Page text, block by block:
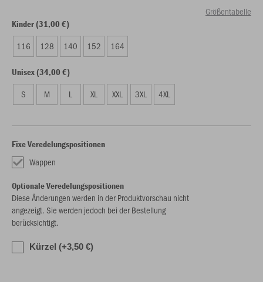
Größentabelle
Kinder (31,00 €)
116 128 140 152 164
Unisex (34,00 €)
S M L XL XXL 3XL 4XL
Fixe Veredelungspositionen
Wappen
Optionale Veredelungspositionen
Diese Änderungen werden in der Produktvorschau nicht
angezeigt. Sie werden jedoch bei der Bestellung
berücksichtigt.
Kürzel (+3,50 €)